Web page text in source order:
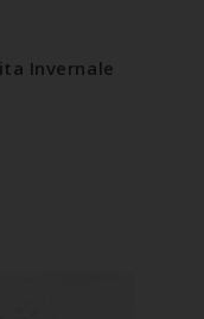
Invernale